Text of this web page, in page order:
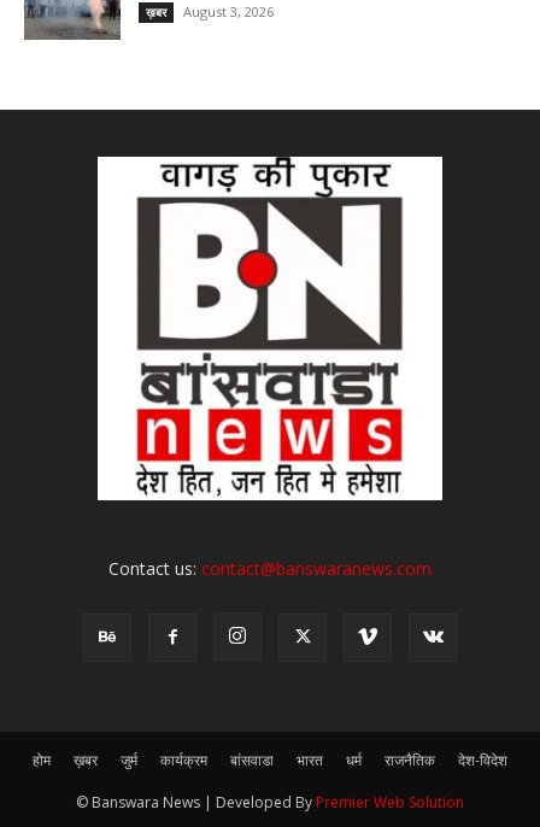
ख़बर August 3, 2026
Contact us: contact@banswaranews.com
होम ख़बर जुर्म कार्यक्रम बांसवाडा भारत धर्म राजनैतिक देश-विदेश
© Banswara News | Developed By Premier Web Solution